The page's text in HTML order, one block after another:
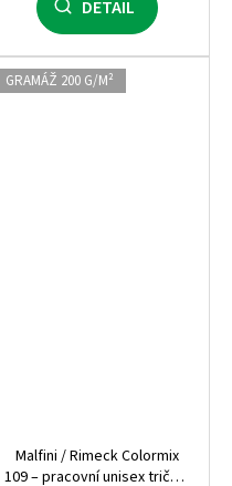
DETAIL
GRAMÁŽ 200 G/M²
Malfini / Rimeck Colormix
109 – pracovní unisex tričko,